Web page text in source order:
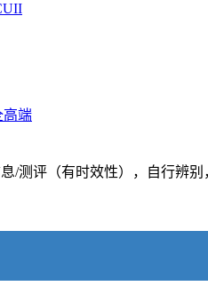
高端
测评（有时效性），自行辨别